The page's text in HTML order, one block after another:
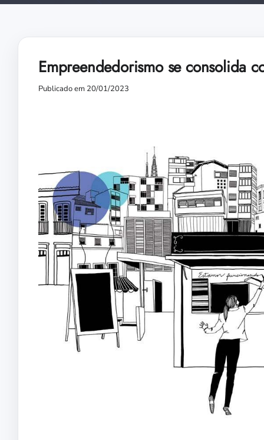
Empreendedorismo se consolida
Publicado em 20/01/2023